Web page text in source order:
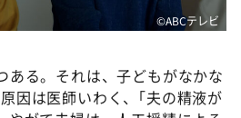
©️ABCテレビ
ある。それは、子どもがなかな
因は医師いわく、｢夫の精液が